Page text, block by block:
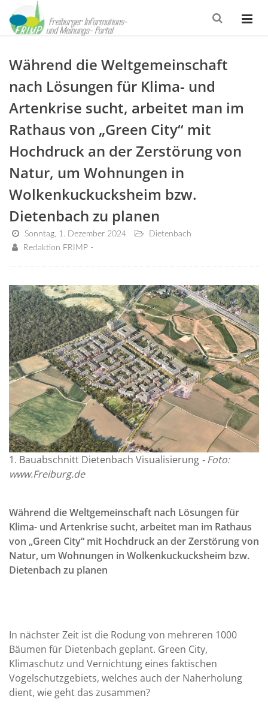
Während die Weltgemeinschaft
nach Lösungen für Klima- und
Artenkrise sucht, arbeitet man im
Rathaus von „Green City“ mit
Hochdruck an der Zerstörung von
Natur, um Wohnungen in
Wolkenkuckucksheim bzw.
Dietenbach zu planen
Sonntag, 1. Dezember 2024
Dietenbach
Redaktion FRIMP -
1. Bauabschnitt Dietenbach Visualisierung - Foto:
www.Freiburg.de
Während die Weltgemeinschaft nach Lösungen für
Klima- und Artenkrise sucht, arbeitet man im Rathaus
von „Green City“ mit Hochdruck an der Zerstörung von
Natur, um Wohnungen in Wolkenkuckucksheim bzw.
Dietenbach zu planen
In nächster Zeit ist die Rodung von mehreren 1000
Bäumen für Dietenbach geplant. Green City,
Klimaschutz und Vernichtung eines faktischen
Vogelschutzgebiets, welches auch der Naherholung
dient, wie geht das zusammen?